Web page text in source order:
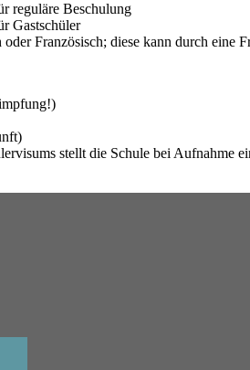
reguläre Beschulung
Gastschüler
Französisch; diese kann durch eine
stellt die Schule bei Aufnahme